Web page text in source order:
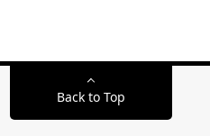
Back to Top